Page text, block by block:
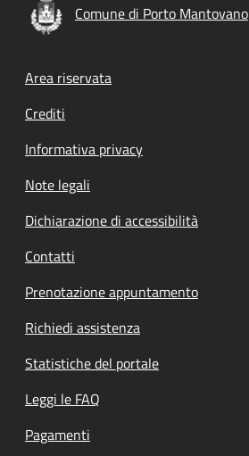
Comune di Porto Mantovano
Footer menu
Area riservata
Crediti
Informativa privacy
Note legali
Dichiarazione di accessibilità
Contatti
Prenotazione appuntamento
Richiedi assistenza
Statistiche del portale
Leggi le FAQ
Pagamenti